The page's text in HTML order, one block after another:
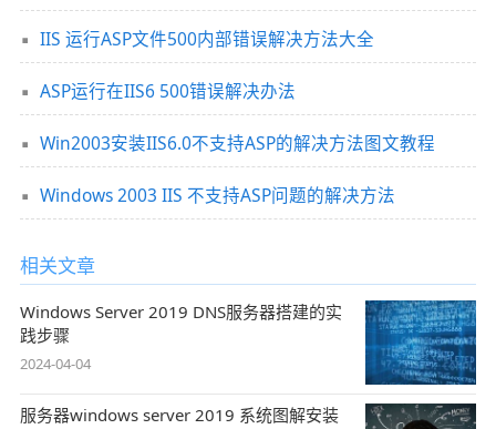
IIS 运行ASP文件500内部错误解决方法大全
ASP运行在IIS6 500错误解决办法
Win2003安装IIS6.0不支持ASP的解决方法图文教程
Windows 2003 IIS 不支持ASP问题的解决方法
相关文章
Windows Server 2019 DNS服务器搭建的实
践步骤
2024-04-04
服务器windows server 2019 系统图解安装